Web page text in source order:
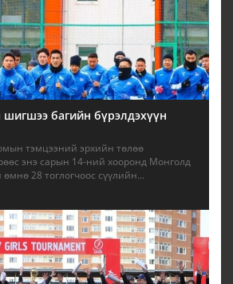
багийн бүрэлдэхүүн
тэмцээний эрхийн төлөө
энэ сарын 14-ний хооронд Монголд
28 тоглогчоос сүүлийн...